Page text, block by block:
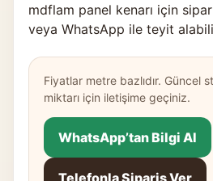
mdflam panel kenarı için
veya WhatsApp ile teyit
Fiyatlar metre bazlıdır. Güncel
miktarı için iletişime geçiniz.
WhatsApp’tan Bilgi Al
Telefonla Sipariş Ver